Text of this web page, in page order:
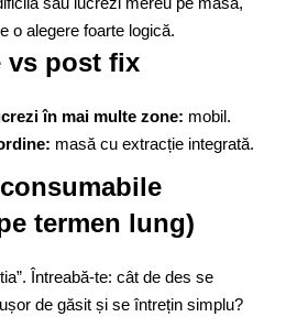
e o alegere foarte logică.
vs post fix
în mai multe zone: mobil.
masă cu extracție integrată.
termen lung)
Întreabă-te: cât de des se
de găsit și se întrețin simplu?